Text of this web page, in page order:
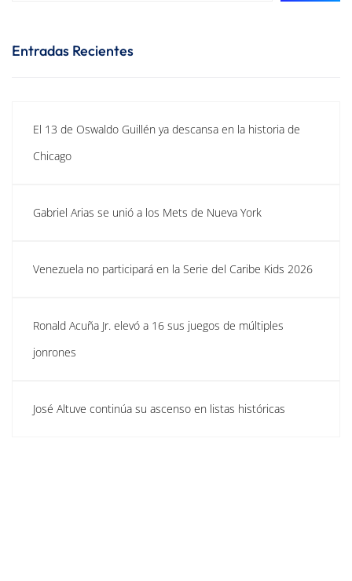
Entradas Recientes
El 13 de Oswaldo Guillén ya descansa en la historia de
Chicago
Gabriel Arias se unió a los Mets de Nueva York
Venezuela no participará en la Serie del Caribe Kids 2026
Ronald Acuña Jr. elevó a 16 sus juegos de múltiples
jonrones
José Altuve continúa su ascenso en listas históricas